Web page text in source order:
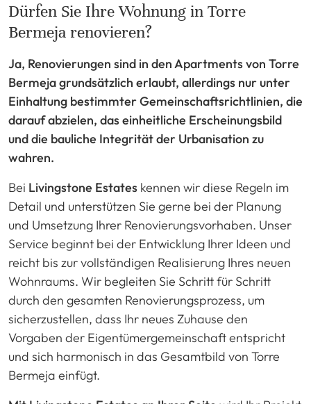
Dürfen Sie Ihre Wohnung in Torre
Bermeja renovieren?
Ja, Renovierungen sind in den Apartments von Torre
Bermeja grundsätzlich erlaubt, allerdings nur unter
Einhaltung bestimmter Gemeinschaftsrichtlinien, die
darauf abzielen, das einheitliche Erscheinungsbild
und die bauliche Integrität der Urbanisation zu
wahren.
Bei Livingstone Estates kennen wir diese Regeln im
Detail und unterstützen Sie gerne bei der Planung
und Umsetzung Ihrer Renovierungsvorhaben. Unser
Service beginnt bei der Entwicklung Ihrer Ideen und
reicht bis zur vollständigen Realisierung Ihres neuen
Wohnraums. Wir begleiten Sie Schritt für Schritt
durch den gesamten Renovierungsprozess, um
sicherzustellen, dass Ihr neues Zuhause den
Vorgaben der Eigentümergemeinschaft entspricht
und sich harmonisch in das Gesamtbild von Torre
Bermeja einfügt.